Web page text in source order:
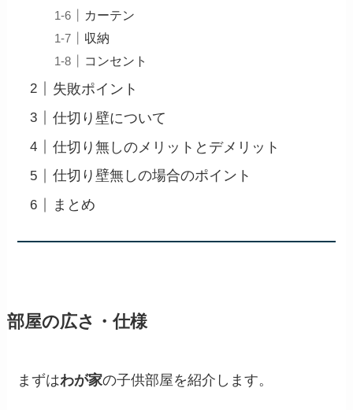
カーテン
収納
コンセント
失敗ポイント
仕切り壁について
仕切り無しのメリットとデメリット
仕切り壁無しの場合のポイント
まとめ
部屋の広さ・仕様
まずはわが家の子供部屋を紹介します。